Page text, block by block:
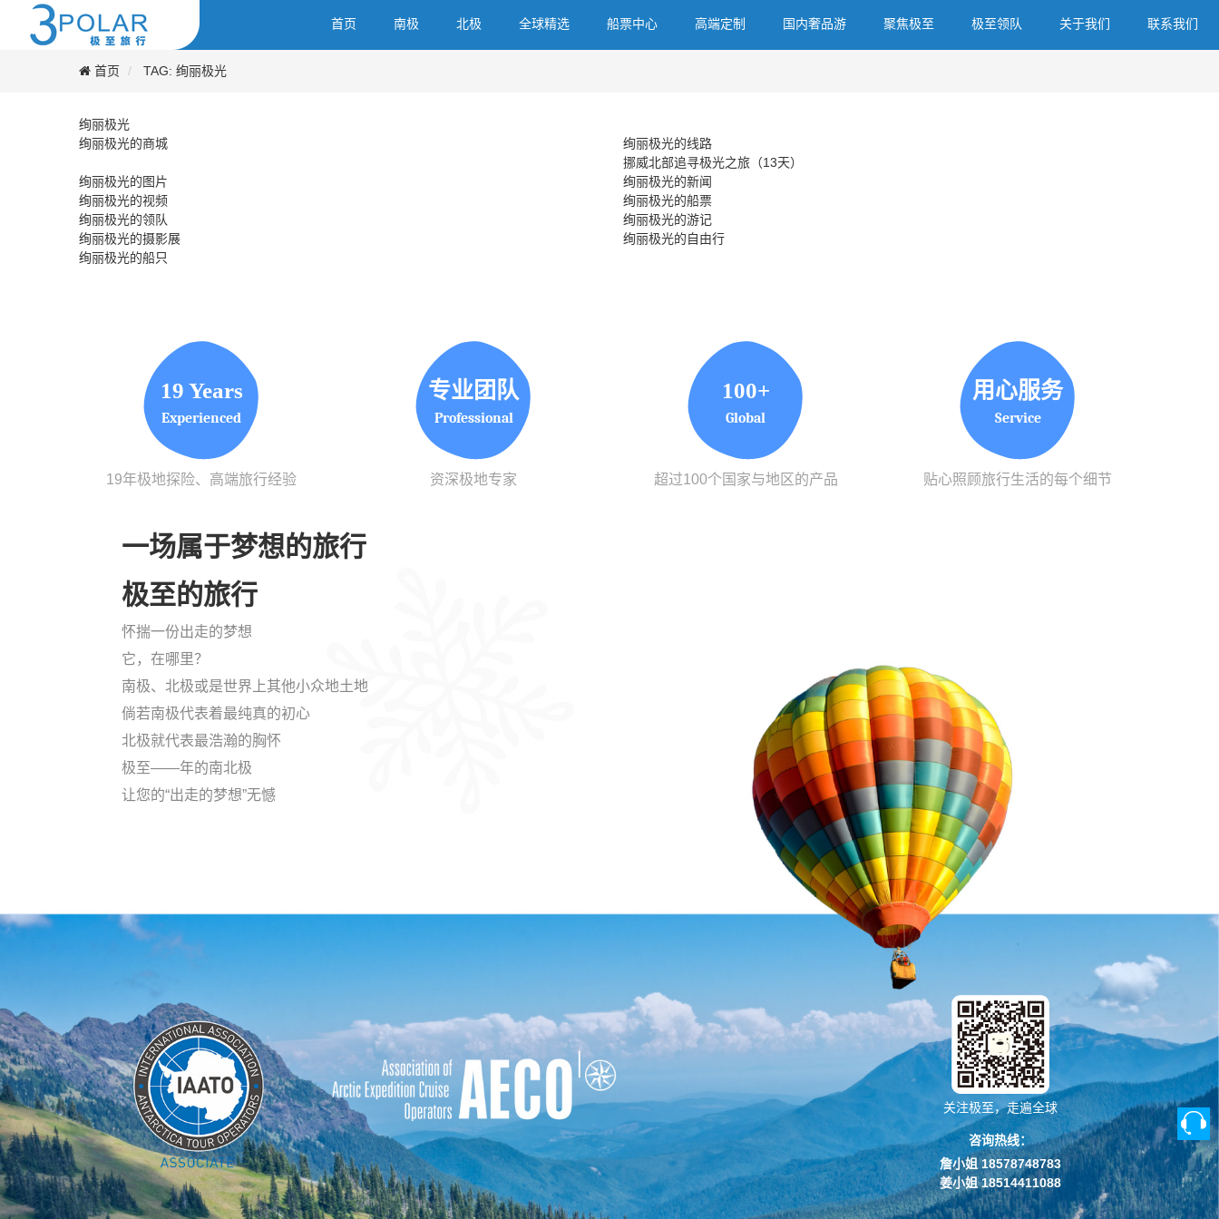
首页 南极 北极 全球精选 船票中心 高端定制 国内奢品游 聚焦极至 极至领队 关于我们 联系我们
首页 TAG: 绚丽极光
绚丽极光
绚丽极光的商城
绚丽极光的线路
挪威北部追寻极光之旅（13天）
绚丽极光的图片
绚丽极光的新闻
绚丽极光的视频
绚丽极光的船票
绚丽极光的领队
绚丽极光的游记
绚丽极光的摄影展
绚丽极光的自由行
绚丽极光的船只
19 Years
Experienced
19年极地探险、高端旅行经验
专业团队
Professional
资深极地专家
100+
Global
超过100个国家与地区的产品
用心服务
Service
贴心照顾旅行生活的每个细节
一场属于梦想的旅行
极至的旅行
怀揣一份出走的梦想
它，在哪里？
南极、北极或是世界上其他小众地土地
倘若南极代表着最纯真的初心
北极就代表最浩瀚的胸怀
极至——年的南北极
让您的“出走的梦想”无憾
关注极至，走遍全球
咨询热线：
詹小姐 18578748783
姜小姐 18514411088